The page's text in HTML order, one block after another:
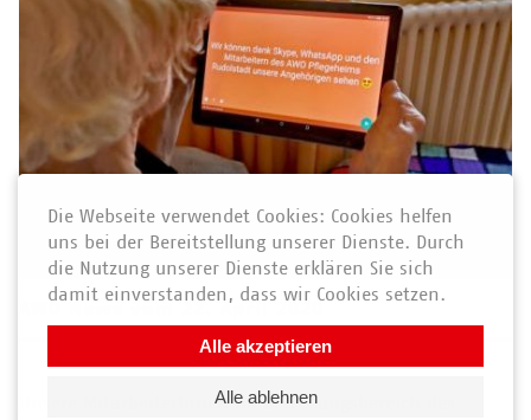
AWO News vom 22. April 2020
Unsere MitarbeiterInnen im Betreuungsbereich des
Die Webseite verwendet Cookies: Cookies helfen
uns bei der Bereitstellung unserer Dienste. Durch
die Nutzung unserer Dienste erklären Sie sich
damit einverstanden, dass wir Cookies setzen.
Alle akzeptieren
Alle ablehnen